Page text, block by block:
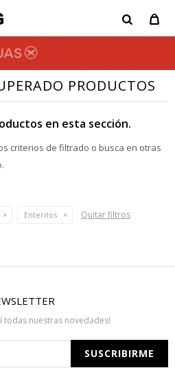
PRODUCTOS
en esta sección.
criterios de filtrado o busca en otras
Enteritos Quitar filtros
todas nuestras novedades!
SUSCRIBIRME